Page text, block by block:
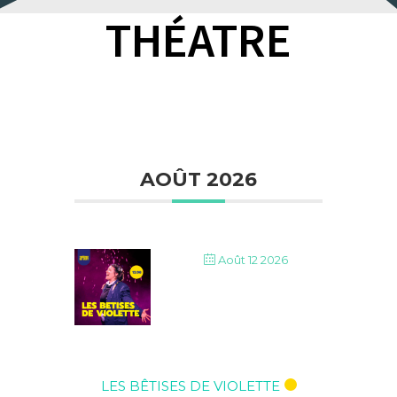
THÉATRE
AOÛT 2026
Août 12 2026
LES BÊTISES DE VIOLETTE